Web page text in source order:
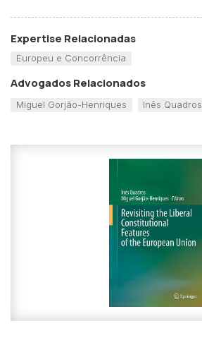
Expertise Relacionadas
Europeu e Concorrência
Advogados Relacionados
Miguel Gorjão-Henriques Inês Quadros